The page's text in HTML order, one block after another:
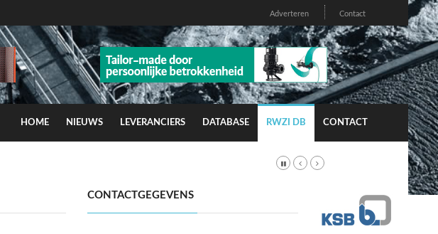
Adverteren Contact
HOME NIEUWS LEVERANCIERS DATABASE RWZI DB CONTACT
CONTACTGEGEVENS